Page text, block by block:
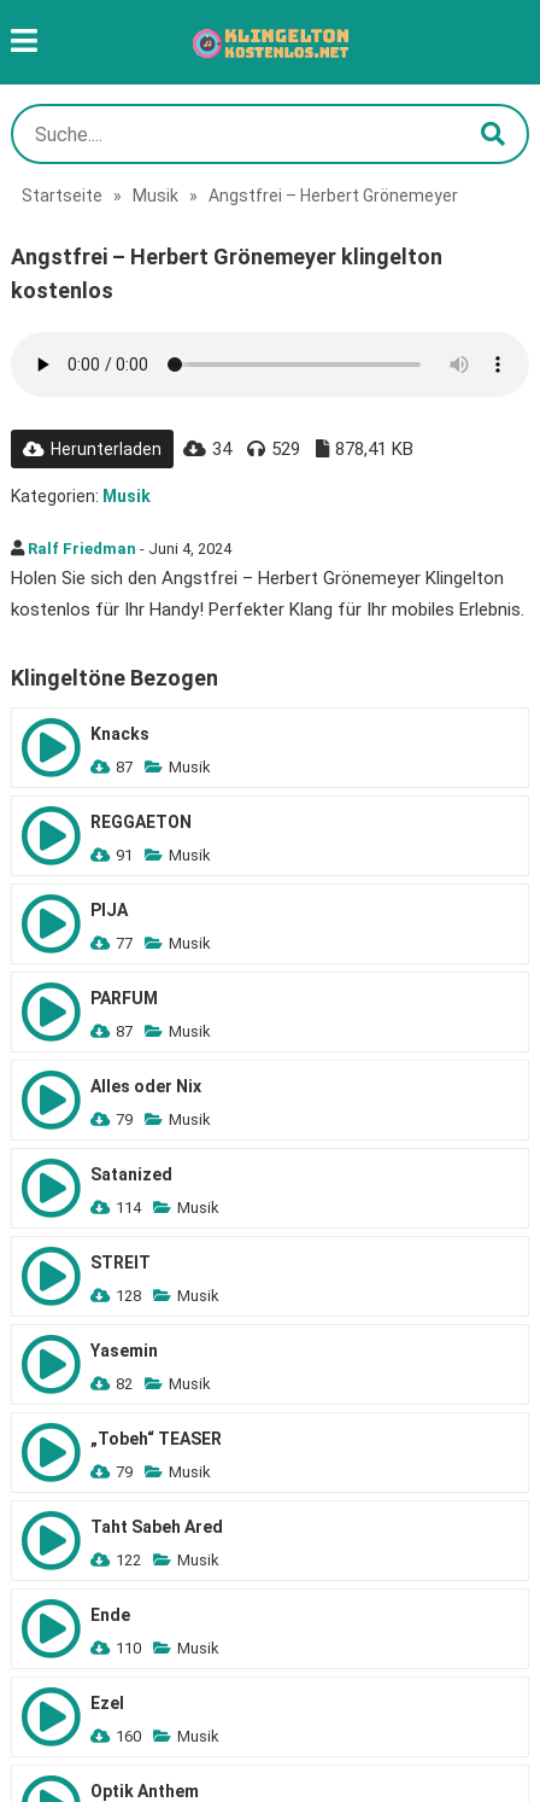
Startseite » Musik » Angstfrei – Herbert Grönemeyer
Angstfrei – Herbert Grönemeyer klingelton
kostenlos
Herunterladen 34 529 878,41 KB
Kategorien: Musik
Ralf Friedman - Juni 4, 2024
Holen Sie sich den Angstfrei – Herbert Grönemeyer Klingelton
kostenlos für Ihr Handy! Perfekter Klang für Ihr mobiles Erlebnis.
Klingeltöne Bezogen
Knacks
87 Musik
REGGAETON
91 Musik
PIJA
77 Musik
PARFUM
87 Musik
Alles oder Nix
79 Musik
Satanized
114 Musik
STREIT
128 Musik
Yasemin
82 Musik
„Tobeh“ TEASER
79 Musik
Taht Sabeh Ared
122 Musik
Ende
110 Musik
Ezel
160 Musik
Optik Anthem